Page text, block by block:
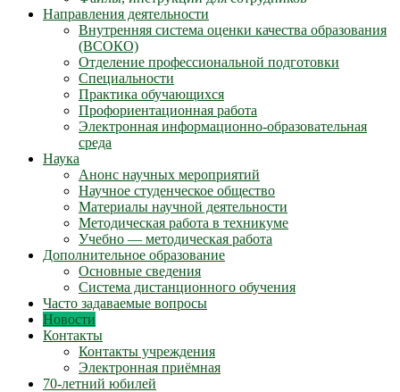
Направления деятельности
Внутренняя система оценки качества образования
(ВСОКО)
Отделение профессиональной подготовки
Специальности
Практика обучающихся
Профориентационная работа
Электронная информационно-образовательная
среда
Наука
Анонс научных мероприятий
Научное студенческое общество
Материалы научной деятельности
Методическая работа в техникуме
Учебно — методическая работа
Дополнительное образование
Основные сведения
Система дистанционного обучения
Часто задаваемые вопросы
Новости
Контакты
Контакты учреждения
Электронная приёмная
70-летний юбилей